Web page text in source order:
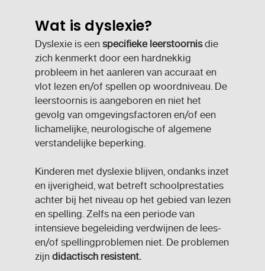
Wat is dyslexie?
Dyslexie is een specifieke leerstoornisdie
zich kenmerkt door een hardnekkig
probleem in het aanleren van accuraat en
vlot lezen en/of spellen op woordniveau. De
leerstoornis is aangeboren en niet het
gevolg van omgevingsfactoren en/of een
lichamelijke, neurologische of algemene
verstandelijke beperking.
Kinderen met dyslexie blijven, ondanks inzet
en ijverigheid, wat betreft schoolprestaties
achter bij het niveau op het gebied van lezen
en spelling. Zelfs na een periode van
intensieve begeleiding verdwijnen de lees-
en/of spellingproblemen niet. De problemen
zijn didactisch resistent.